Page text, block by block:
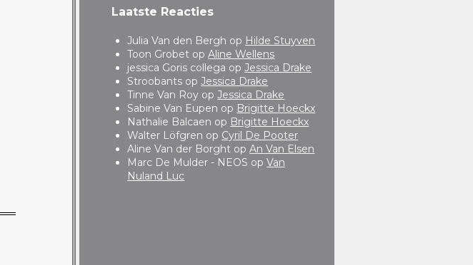
Laatste Reacties
Julia Van den Bergh op Hilde Stuyven
Toon Grobet opAline Wellens
jessica Goris collega opJessica Drake
Stroobants opJessica Drake
Tinne Van Roy opJessica Drake
Sabine Van Eupen op Brigitte Hoeckx
Nathalie Balcaen op Brigitte Hoeckx
Walter Löfgren op Cyril De Pooter
Aline Van der Borght opAn Van Elsen
Marc De Mulder - NEOS opVan
Nuland Luc